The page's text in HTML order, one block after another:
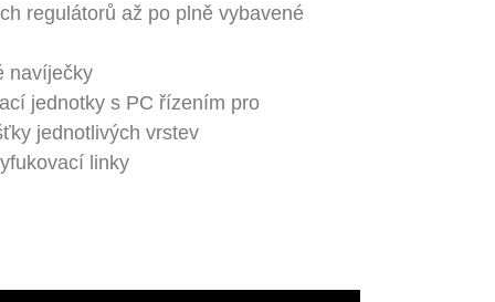
regulátorů až po plně vybavené
navíječky
jednotky s PC řízením pro
jednotlivých vrstev
linky